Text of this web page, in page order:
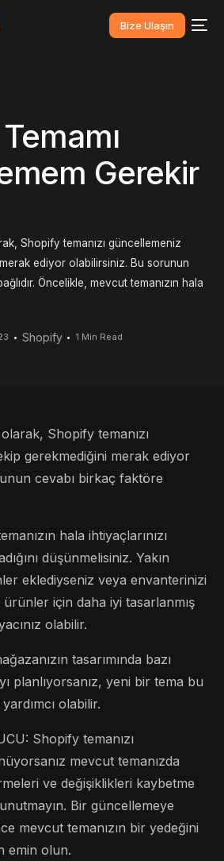
Bize Ulaşın
Gerekir
Shopify temanızı güncellemeniz
ediyor olabilirsiniz. Bu sorunun
Öncelikle, mevcut temanızın hala
Shopify 1 Min Read
olarak, Shopify temanızı
gerekmediğini merak ediyor
cevabı birkaç faktöre
hala ihtiyaçlarınızı
düşünmelisiniz. Yakın
eklediyseniz veya envanterinizi
için daha iyi tasarlanmış
olabilir.
tasarımında bazı
planlıyorsanız, yeni bir tema bu
olabilir.
Shopify temanızı
mevcut temanızda
ve değişiklikleri kaybetme
Bir güncellemeye
mevcut temanızın bir yedeğini
emin olun.